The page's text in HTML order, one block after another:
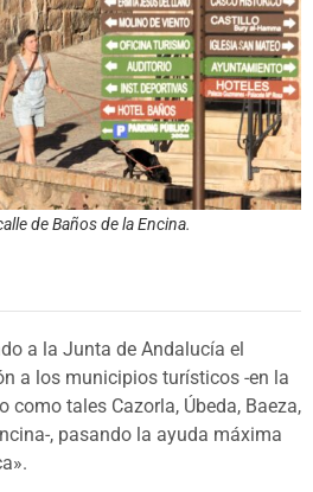
de Baños de la Encina.
a la Junta de Andalucía el
a los municipios turísticos -en la
como tales Cazorla, Úbeda, Baeza,
, pasando la ayuda máxima